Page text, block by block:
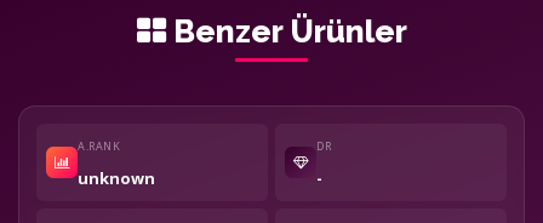
Benzer Ürünler
A.RANK
unknown
DR
-